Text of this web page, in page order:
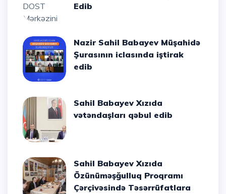
Edib
Nazir Sahil Babayev Müşahidə
Şurasının iclasında iştirak
edib
Sahil Babayev Xızıda
vətəndaşları qəbul edib
Sahil Babayev Xızıda
Özünüməşğulluq Proqramı
Çərçivəsində Təsərrüfatlara